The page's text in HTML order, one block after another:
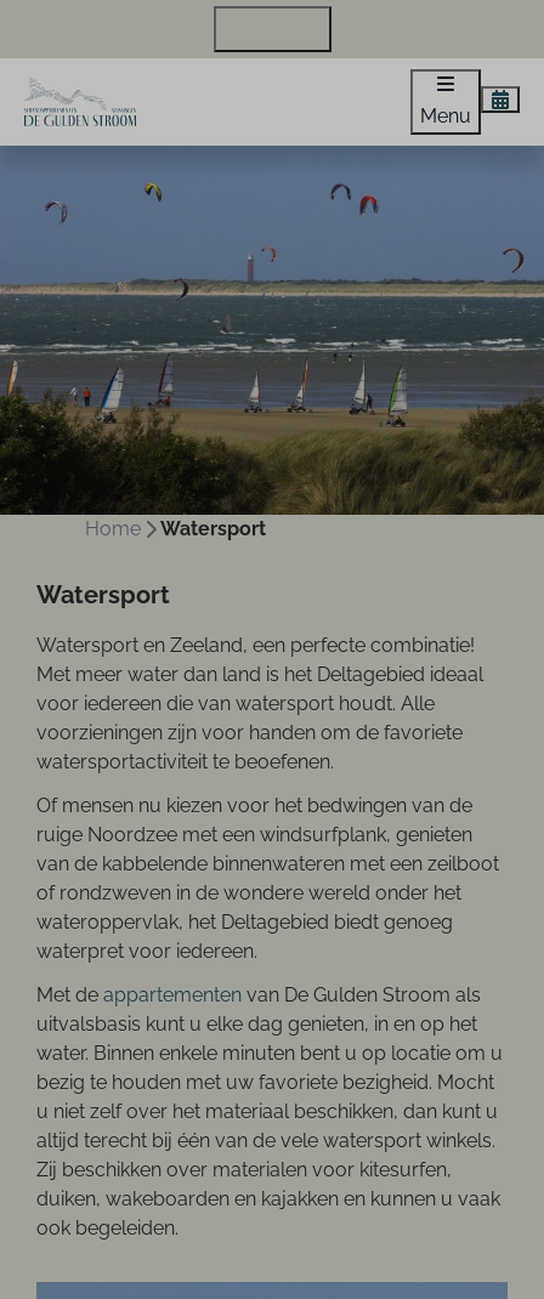
Menu
Home Watersport
Watersport
Watersport en Zeeland, een perfecte combinatie!
Met meer water dan land is het Deltagebied ideaal
voor iedereen die van watersport houdt. Alle
voorzieningen zijn voor handen om de favoriete
watersportactiviteit te beoefenen.
Of mensen nu kiezen voor het bedwingen van de
ruige Noordzee met een windsurfplank, genieten
van de kabbelende binnenwateren met een zeilboot
of rondzweven in de wondere wereld onder het
wateroppervlak, het Deltagebied biedt genoeg
waterpret voor iedereen.
Met deappartementen van De Gulden Stroom als
uitvalsbasis kunt u elke dag genieten, in en op het
water. Binnen enkele minuten bent u op locatie om u
bezig te houden met uw favoriete bezigheid. Mocht
u niet zelf over het materiaal beschikken, dan kunt u
altijd terecht bij één van de vele watersport winkels.
Zij beschikken over materialen voor kitesurfen,
duiken, wakeboarden en kajakken en kunnen u vaak
ook begeleiden.